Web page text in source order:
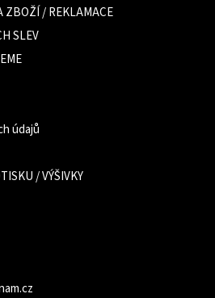
ZBOŽÍ / REKLAMACE
SLEV
údajů
/ VÝŠIVKY